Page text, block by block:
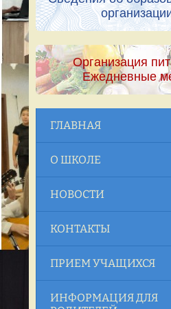
Организация
Ежедневные
ГЛАВНАЯ
О ШКОЛЕ
НОВОСТИ
КОНТАКТЫ
ПРИЕМ УЧАЩИХСЯ
ИНФОРМАЦИЯ ДЛЯ